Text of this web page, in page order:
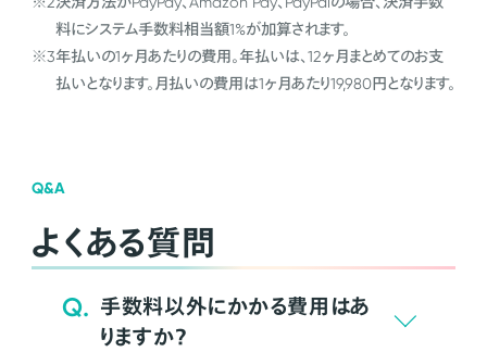
料にシステム手数料相当額1%が加算されます。
※3年払いの1ヶ月あたりの費用。年払いは、12ヶ月まとめてのお支
払いとなります。月払いの費用は1ヶ月あたり19,980円となります。
Q&A
よくある質問
Q. 手数料以外にかかる費用はあ
りますか？